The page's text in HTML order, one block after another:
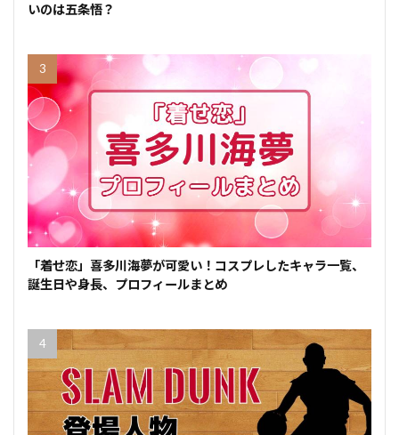
いのは五条悟？
「着せ恋」喜多川海夢が可愛い！コスプレしたキャラ一覧、
誕生日や身長、プロフィールまとめ